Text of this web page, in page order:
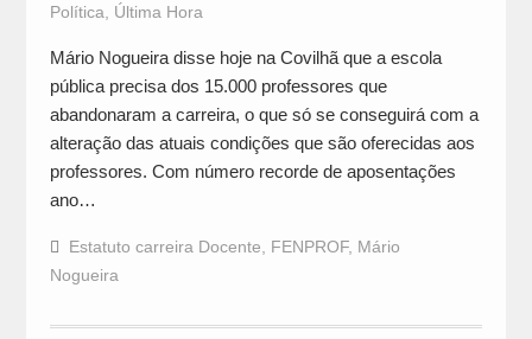
Política
Última Hora
Mário Nogueira disse hoje na Covilhã que a escola
pública precisa dos 15.000 professores que
abandonaram a carreira, o que só se conseguirá com a
alteração das atuais condições que são oferecidas aos
professores. Com número recorde de aposentações
ano…
Estatuto carreira Docente FENPROF, Mário
Nogueira